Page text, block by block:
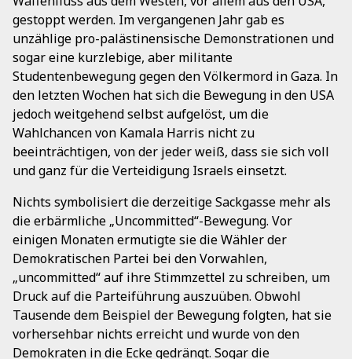
gestoppt werden. Im vergangenen Jahr gab es
unzählige pro-palästinensische Demonstrationen und
sogar eine kurzlebige, aber militante
Studentenbewegung gegen den Völkermord in Gaza. In
den letzten Wochen hat sich die Bewegung in den USA
jedoch weitgehend selbst aufgelöst, um die
Wahlchancen von Kamala Harris nicht zu
beeinträchtigen, von der jeder weiß, dass sie sich voll
und ganz für die Verteidigung Israels einsetzt.
Nichts symbolisiert die derzeitige Sackgasse mehr als
die erbärmliche „Uncommitted“-Bewegung. Vor
einigen Monaten ermutigte sie die Wähler der
Demokratischen Partei bei den Vorwahlen,
„uncommitted“ auf ihre Stimmzettel zu schreiben, um
Druck auf die Parteiführung auszuüben. Obwohl
Tausende dem Beispiel der Bewegung folgten, hat sie
vorhersehbar nichts erreicht und wurde von den
Demokraten in die Ecke gedrängt. Sogar die